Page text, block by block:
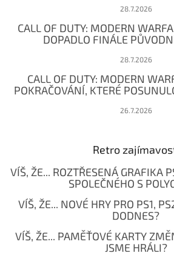
28.7.2026
CALL OF DUTY: MODERN
DOPADLO FINÁLE
28.7.2026
CALL OF DUTY: MODERN
POKRAČOVÁNÍ, KTERÉ
26.7.2026
Retro
VÍŠ, ŽE... ROZTŘESENÁ GRAFIKA
SPOLEČNÉHO S
VÍŠ, ŽE... NOVÉ HRY PRO PS1,
DODNES?
VÍŠ, ŽE... PAMĚŤOVÉ KARTY
JSME HRÁLI?